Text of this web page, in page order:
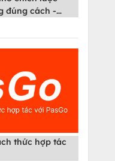
đúng cách -
thức hợp tác